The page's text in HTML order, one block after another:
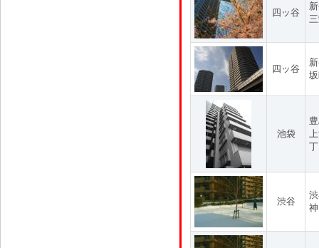
四ッ谷
四ッ谷
池袋
渋谷